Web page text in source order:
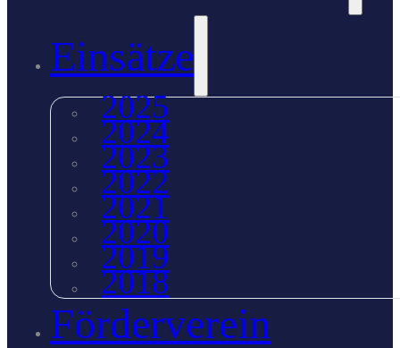
Einsätze
2025
2024
2023
2022
2021
2020
2019
2018
Förderverein